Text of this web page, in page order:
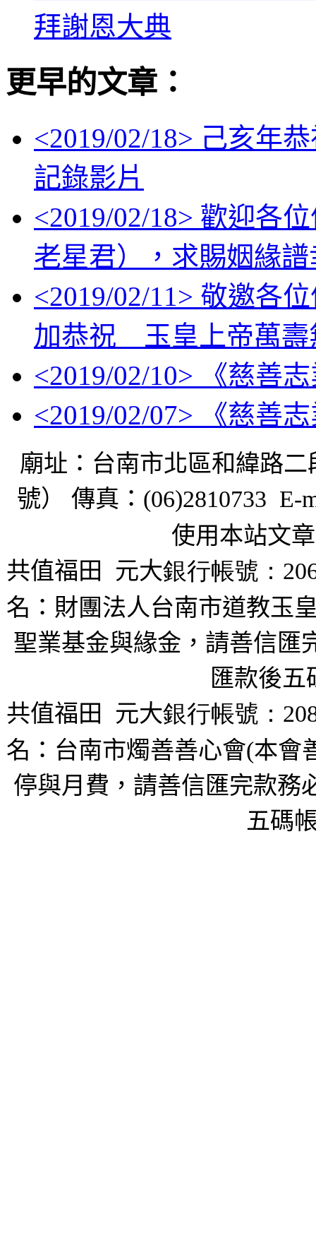
拜謝恩大典
更早的文章：
<2019/02/18> 己亥年
記錄影片
<2019/02/18> 歡迎各
老星君），求賜姻緣
<2019/02/11> 敬邀各
加恭祝 玉皇上帝萬壽
<2019/02/10> 《慈善
<2019/02/07> 《慈善
廟址：台南市北區和緯路二
號） 傳真： (06)2810733 E-
使用本站文
共值福田
元大銀行帳號：
名：財團法人台南市道教玉
聖業基金與緣金，請善信匯
匯款後五
共值福田
元大銀行帳號：
名：台南市燭善善心會(本會
停與月費，請善信匯完款務
五碼